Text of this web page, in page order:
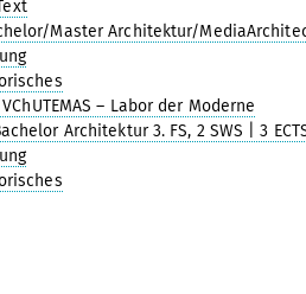
Master Architektur/
– Labor der Moderne
Architektur 3. FS, 2 SWS | 3